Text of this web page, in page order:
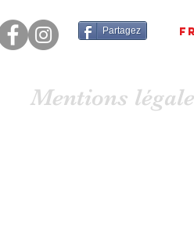
Partagez
Mentions